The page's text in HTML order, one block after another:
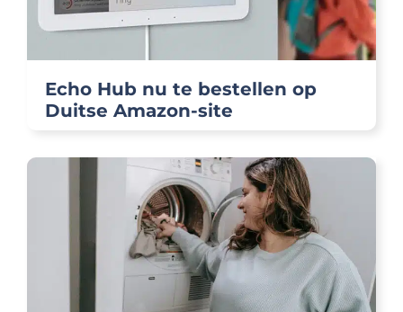
Echo Hub nu te bestellen op
Duitse Amazon-site